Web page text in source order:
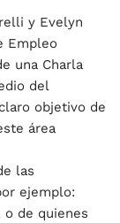
y Evelyn
Empleo
una Charla
del
objetivo de
área
las
ejemplo:
o de quienes